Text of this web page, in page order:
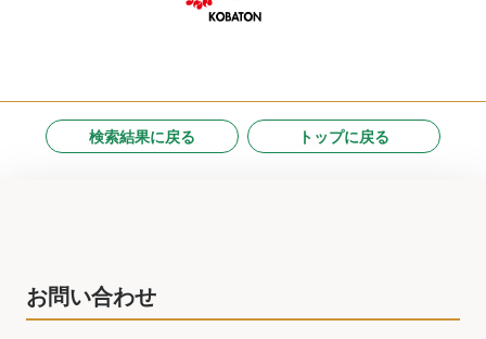
検索結果に戻る トップに戻る
お問い合わせ